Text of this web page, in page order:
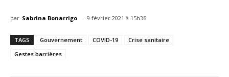
par Sabrina Bonarrigo - 9 février 2021 à 15h36
TAGS Gouvernement COVID-19
Crise sanitaire
Gestes barrières